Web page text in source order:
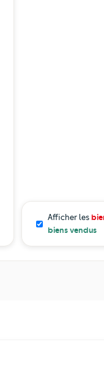
Afficher les
biens vendus